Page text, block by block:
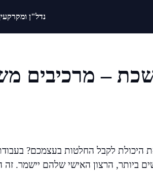
נדל"ן
– מרכיבים
לקבל החלטות בעצמכם?
ביותר, הרצון האישי שלהם יישמר.